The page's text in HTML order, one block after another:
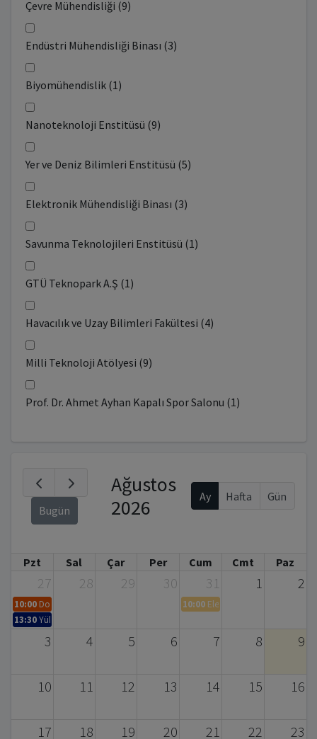
Çevre Mühendisliği (9)
Endüstri Mühendisliği Binası (3)
Biyomühendislik (1)
Nanoteknoloji Enstitüsü (9)
Yer ve Deniz Bilimleri Enstitüsü (5)
Elektronik Mühendisliği Binası (3)
Savunma Teknolojileri Enstitüsü (1)
GTÜ Teknopark A.Ş (1)
Havacılık ve Uzay Bilimleri Fakültesi (4)
Milli Teknoloji Atölyesi (9)
Prof. Dr. Ahmet Ayhan Kapalı Spor Salonu (1)
Bugün
Ağustos
2026
Ay Hafta Gün
Pzt Sal Çar Per Cum Cmt Paz
27 28 29 30 31 1 2
10:00 Doktora Tez Savunma Sınavı Daveti – Serpil BAYRAKTAR
10:00 Elementel Analiz ve CHNS
13:30 Yüksek Lisans Tez Savunması
3 4 5 6 7 8 9
10 11 12 13 14 15 16
17 18 19 20 21 22 23